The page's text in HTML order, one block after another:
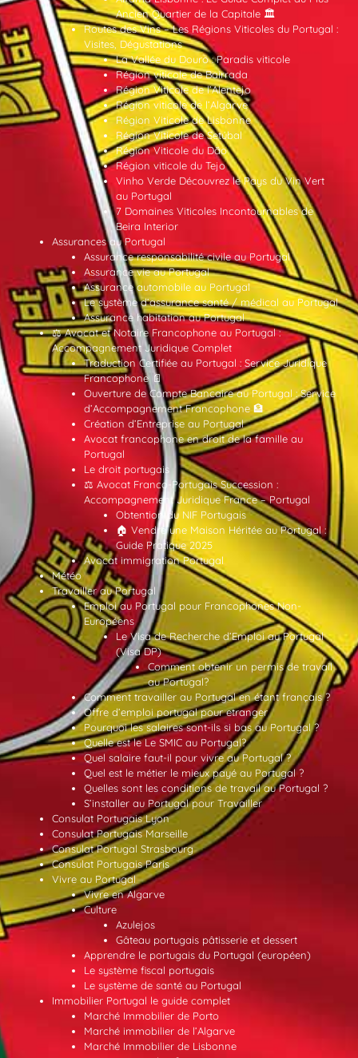
Ancien Quartier de la Capitale 🏛️
Routes des Vins – Les Régions Viticoles du Portugal :
Visites, Dégustations
La Vallée du Douro : Paradis viticole
Région viticole de Bairrada
Région Viticole de l’Alentejo
Région viticole de l’Algarve
Région Viticole de Lisbonne
Région Viticole de Setúbal
Région Viticole du Dão
Région viticole du Tejo
Vinho Verde Découvrez le Pays du Vin Vert
au Portugal
7 Domaines Viticoles Incontournables de
Beira Interior
Assurances au Portugal
Assurance responsabilité civile au Portugal
Assurance vie au Portugal
Assurance automobile au Portugal
Le système d’assurance santé / médical au Portugal
Assurance habitation au Portugal
⚖️ Avocat et Notaire Francophone au Portugal :
Accompagnement Juridique Complet
Traduction Certifiée au Portugal : Service Juridique
Francophone 📄
Ouverture de Compte Bancaire au Portugal : Service
d’Accompagnement Francophone 🏦
Création d’Entreprise au Portugal
Avocat francophone en droit de la famille au
Portugal
Le droit portugais
⚖️ Avocat Franco-Portugais Succession :
Accompagnement Juridique France – Portugal
Obtention du NIF Portugais
🏠 Vendre une Maison Héritée au Portugal :
Guide Pratique 2025
Avocat immigration Portugal
Météo
Travailler au Portugal
Emploi au Portugal pour Francophones Non-
Européens
Le Visa de Recherche d’Emploi au Portugal
(Visa DP)
Comment obtenir un permis de travail
au Portugal?
Comment travailler au Portugal en étant français ?
Offre d’emploi portugal pour etranger
Pourquoi les salaires sont-ils si bas au Portugal ?
Quelle est le Le SMIC au Portugal?
Quel salaire faut-il pour vivre au Portugal ?
Quel est le métier le mieux payé au Portugal ?
Quelles sont les conditions de travail au Portugal ?
S’installer au Portugal pour Travailler
Consulat Portugais Lyon
Consulat Portugais Marseille
Consulat Portugal Strasbourg
Consulat Portugais Paris
Vivre au Portugal
Vivre en Algarve
Culture
Azulejos
Gâteau portugais pâtisserie et dessert
Apprendre le portugais du Portugal (européen)
Le système fiscal portugais
Le système de santé au Portugal
Immobilier Portugal le guide complet
Marché Immobilier de Porto
Marché immobilier de l’Algarve
Marché Immobilier de Lisbonne